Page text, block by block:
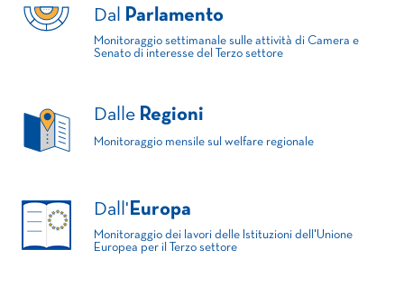
Dal Parlamento
Monitoraggio settimanale sulle attività di Camera e
Senato di interesse del Terzo settore
Dalle Regioni
Monitoraggio mensile sul welfare regionale
Dall' Europa
Monitoraggio dei lavori delle Istituzioni dell'Unione
Europea per il Terzo settore